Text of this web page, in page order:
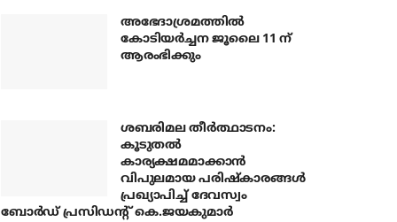
അഭേദാശ്രമത്തില്‍
കോടിയര്‍ച്ചന ജൂലൈ 11 ന്
ആരംഭിക്കും
ശബരിമല തീര്‍ത്ഥാടനം:
കൂടുതല്‍
കാര്യക്ഷമമാക്കാന്‍
വിപുലമായ പരിഷ്‌കാരങ്ങള്‍
പ്രഖ്യാപിച്ച് ദേവസ്വം
ബോര്‍ഡ് പ്രസിഡന്റ് കെ.ജയകുമാര്‍